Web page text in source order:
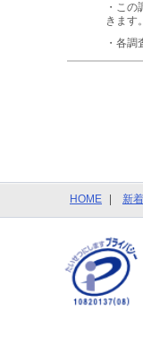
・こ
きます。
・各調
HOME 新